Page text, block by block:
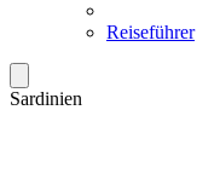
Reiseführer
Sardinien